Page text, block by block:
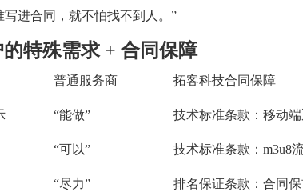
写进合同，就不怕找不到人。”
特殊需求 + 合同保障
普通服务商 拓客科技合同保障
“能做” 技术标准条款：移动
“可以” 技术标准条款：m3u8
“尽力” 排名保证条款：合同